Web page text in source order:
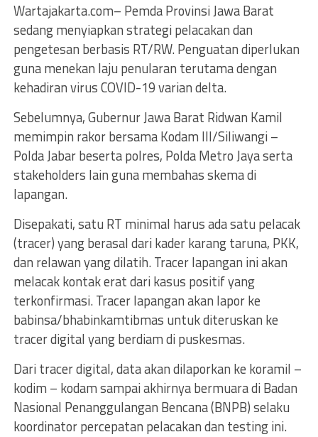
Wartajakarta.com– Pemda Provinsi Jawa Barat
sedang menyiapkan strategi pelacakan dan
pengetesan berbasis RT/RW. Penguatan diperlukan
guna menekan laju penularan terutama dengan
kehadiran virus COVID-19 varian delta.
Sebelumnya, Gubernur Jawa Barat Ridwan Kamil
memimpin rakor bersama Kodam III/Siliwangi –
Polda Jabar beserta polres, Polda Metro Jaya serta
stakeholders lain guna membahas skema di
lapangan.
Disepakati, satu RT minimal harus ada satu pelacak
(tracer) yang berasal dari kader karang taruna, PKK,
dan relawan yang dilatih. Tracer lapangan ini akan
melacak kontak erat dari kasus positif yang
terkonfirmasi. Tracer lapangan akan lapor ke
babinsa/bhabinkamtibmas untuk diteruskan ke
tracer digital yang berdiam di puskesmas.
Dari tracer digital, data akan dilaporkan ke koramil –
kodim – kodam sampai akhirnya bermuara di Badan
Nasional Penanggulangan Bencana (BNPB) selaku
koordinator percepatan pelacakan dan testing ini.